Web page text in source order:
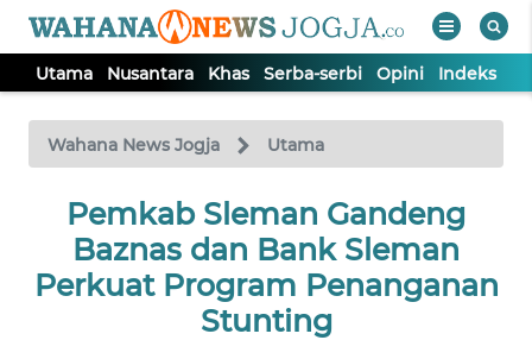
Utama Nusantara Khas Serba-serbi Opini Indeks
Wahana News Jogja Utama
Pemkab Sleman Gandeng
Baznas dan Bank Sleman
Perkuat Program Penanganan
Stunting
TV
Tutup
UTAMA
NUSANTARA